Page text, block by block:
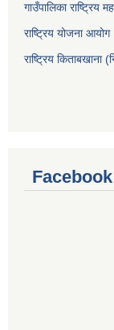
गाउँपालिका राष्ट्रिय
राष्ट्रिय योजना आयोग
राष्ट्रिय किताबखाना
Facebook